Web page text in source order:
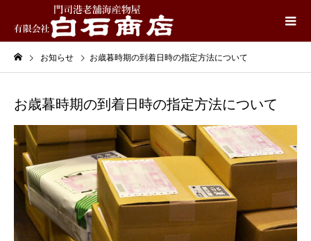
お知らせ お歳暮時期の到着日時の指定方法について
お歳暮時期の到着日時の指定方法について